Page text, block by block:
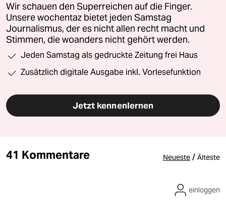
Wir schauen den Superreichen auf die Finger.
Unsere wochentaz bietet jeden Samstag
Journalismus, der es nicht allen recht macht und
Stimmen, die woanders nicht gehört werden.
Jeden Samstag als gedruckte Zeitung frei Haus
Zusätzlich digitale Ausgabe inkl. Vorlesefunktion
Jetzt kennenlernen
41 Kommentare Neueste / Älteste
einloggen